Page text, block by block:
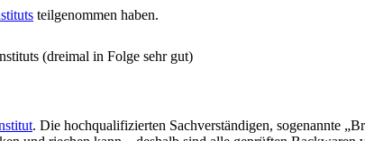
teilgenommen haben.
(dreimal in Folge sehr gut)
. Die hochqualifizierten Sachverständigen, sogenannte